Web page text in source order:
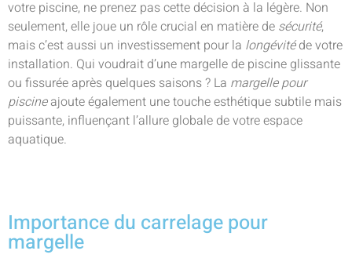
votre piscine, ne prenez pas cette décision à la légère. Non
seulement, elle joue un rôle crucial en matière de sécurité,
mais c’est aussi un investissement pour la longévitéde votre
installation. Qui voudrait d’une margelle de piscine glissante
ou fissurée après quelques saisons ? La margelle pour
piscineajoute également une touche esthétique subtile mais
puissante, influençant l’allure globale de votre espace
aquatique.
Importance du carrelage pour
margelle